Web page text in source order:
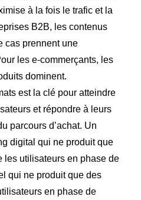
à la fois le trafic et la
B2B, les contenus
cas prennent une
les e-commerçants, les
dominent.
est la clé pour atteindre
et répondre à leurs
parcours d’achat. Un
digital qui ne produit que
les utilisateurs en phase de
qui ne produit que des
en phase de